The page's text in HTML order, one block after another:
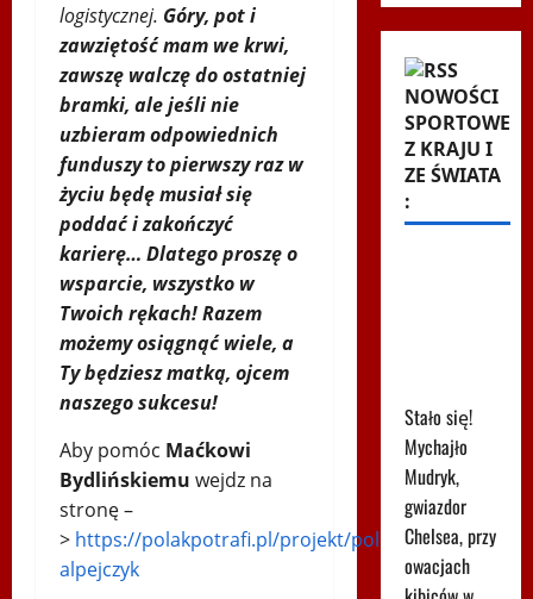
logistycznej. Góry, pot i
zawziętość mam we krwi,
zawszę walczę do ostatniej
bramki, ale jeśli nie
uzbieram odpowiednich
funduszy to pierwszy raz w
życiu będę musiał się
poddać i zakończyć
karierę… Dlatego proszę o
wsparcie, wszystko w
Twoich rękach! Razem
możemy osiągnąć wiele, a
Ty będziesz matką, ojcem
naszego sukcesu!
Aby pomóc Maćkowi
Bydlińskiemu wejdz na
stronę –
> https://polakpotrafi.pl/projekt/polski-
alpejczyk
NOWOŚCI
SPORTOWE
Z KRAJU I
ZE ŚWIATA
:
Stało się!
Mychajło
Mudryk,
gwiazdor
Chelsea, przy
owacjach